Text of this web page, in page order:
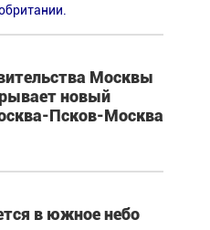
Москвы
новый
Псков-Москва
в южное небо